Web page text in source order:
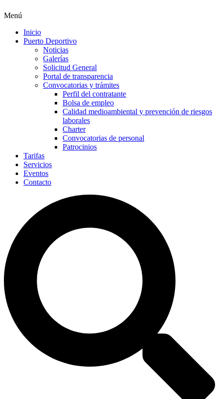
Menú
Inicio
Puerto Deportivo
Noticias
Galerías
Solicitud General
Portal de transparencia
Convocatorias y trámites
Perfil del contratante
Bolsa de empleo
Calidad medioambiental y prevención de riesgos
laborales
Charter
Convocatorias de personal
Patrocinios
Tarifas
Servicios
Eventos
Contacto